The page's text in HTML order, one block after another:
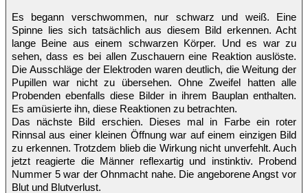
Es begann verschwommen, nur schwarz und weiß. Eine
Spinne lies sich tatsächlich aus diesem Bild erkennen. Acht
lange Beine aus einem schwarzen Körper. Und es war zu
sehen, dass es bei allen Zuschauern eine Reaktion auslöste.
Die Ausschläge der Elektroden waren deutlich, die Weitung der
Pupillen war nicht zu übersehen. Ohne Zweifel hatten alle
Probenden ebenfalls diese Bilder in ihrem Bauplan enthalten.
Es amüsierte ihn, diese Reaktionen zu betrachten.
Das nächste Bild erschien. Dieses mal in Farbe ein roter
Rinnsal aus einer kleinen Öffnung war auf einem einzigen Bild
zu erkennen. Trotzdem blieb die Wirkung nicht unverfehlt. Auch
jetzt reagierte die Männer reflexartig und instinktiv. Probend
Nummer 5 war der Ohnmacht nahe. Die angeborene Angst vor
Blut und Blutverlust.